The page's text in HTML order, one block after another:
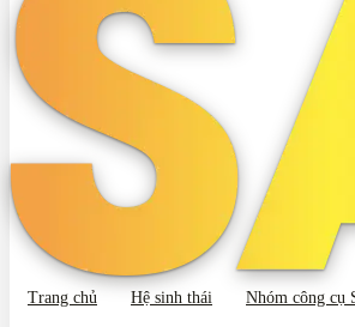
Trang chủ Hệ sinh thái Nhóm công cụ